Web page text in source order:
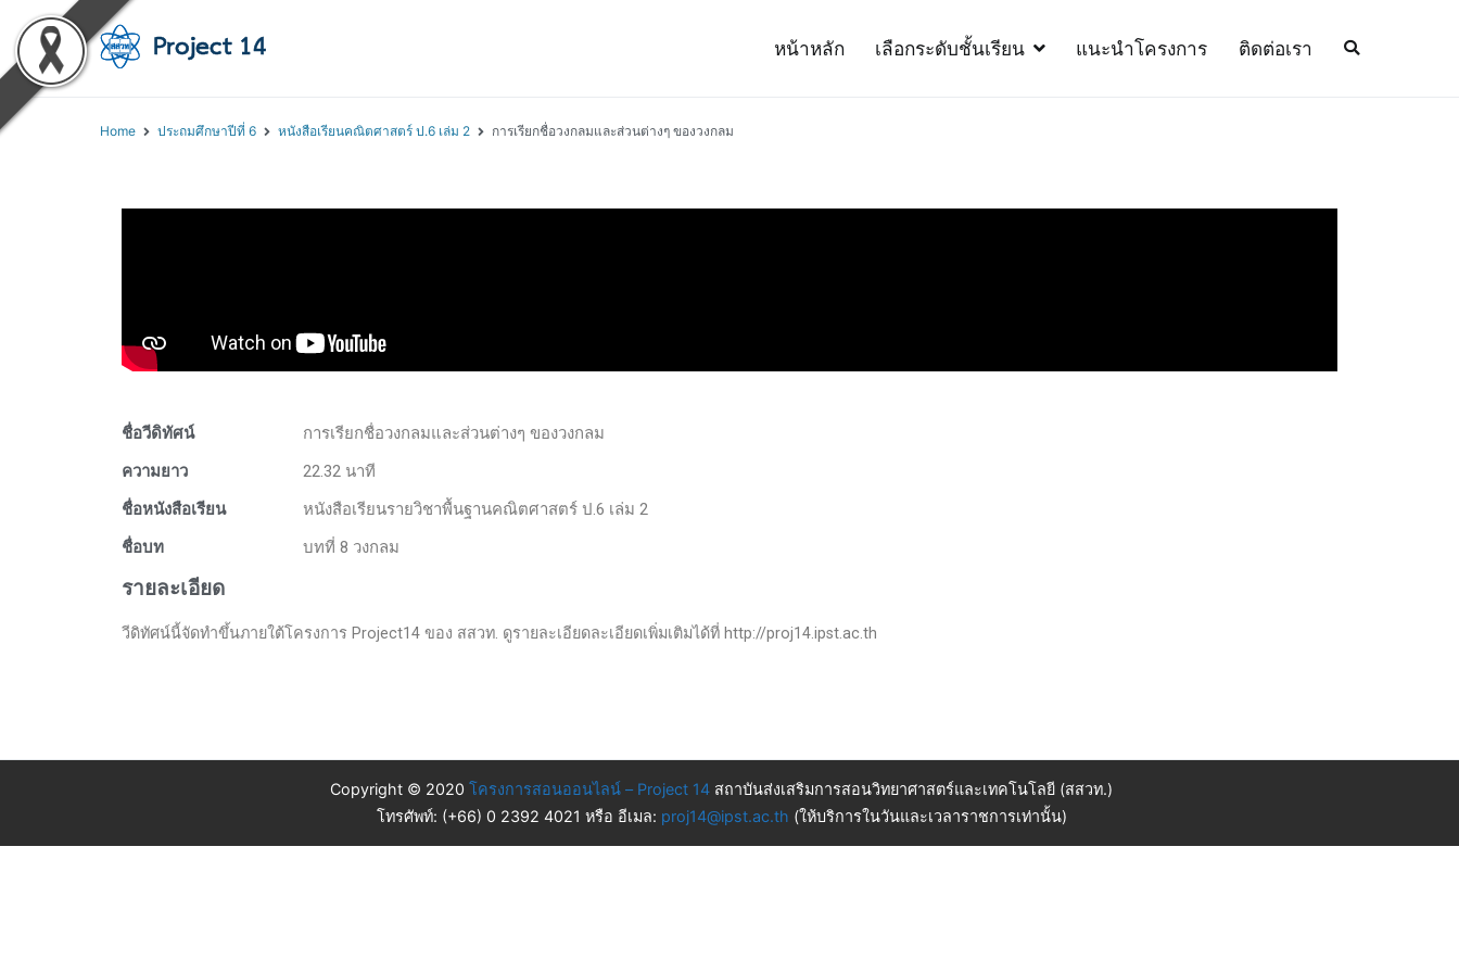
หน้าหลัก เลือกระดับชั้นเรียน แนะนำโครงการ ติดต่อเรา
Home ประถมศึกษาปีที่ 6 หนังสือเรียนคณิตศาสตร์ ป.6 เล่ม 2 การเรียกชื่อวงกลมและส่วนต่างๆ ของวงกลม
ชื่อวีดิทัศน์
การเรียกชื่อวงกลมและส่วนต่างๆ ของวงกลม
ความยาว
22.32 นาที
ชื่อหนังสือเรียน
หนังสือเรียนรายวิชาพื้นฐานคณิตศาสตร์ ป.6 เล่ม 2
ชื่อบท
บทที่ 8 วงกลม
รายละเอียด
วีดิทัศน์นี้จัดทำขึ้นภายใต้โครงการ Project14 ของ สสวท. ดูรายละเอียดละเอียดเพิ่มเติมได้ที่ http://proj14.ipst.ac.th
Copyright © 2020 โครงการสอนออนไลน์ – Project 14 สถาบันส่งเสริมการสอนวิทยาศาสตร์และเทคโนโลยี (สสวท.)
โทรศัพท์: (+66) 0 2392 4021 หรือ อีเมล: proj14@ipst.ac.th (ให้บริการในวันและเวลาราชการเท่านั้น)